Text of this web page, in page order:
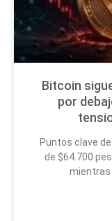
Bitcoin
por
Puntos clave
de $64.700
mientras